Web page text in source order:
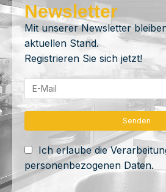
Newsletter
Mit unserer Newsletter
aktuellen Stand.
Registrieren Sie sich jetzt!
Ich erlaube die
personenbezogenen Daten.